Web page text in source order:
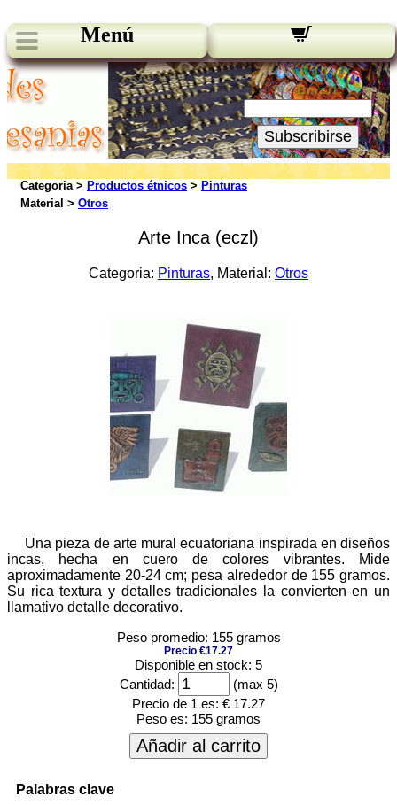
Menú
Novedades:
Su Email:
Subscribirse
Categoria > Productos étnicos > Pinturas
Material > Otros
Arte Inca (eczl)
Categoria: Pinturas, Material: Otros
Una pieza de arte mural ecuatoriana inspirada en diseños
incas, hecha en cuero de colores vibrantes. Mide
aproximadamente 20-24 cm; pesa alrededor de 155 gramos.
Su rica textura y detalles tradicionales la convierten en un
llamativo detalle decorativo.
Peso promedio: 155 gramos
Precio €17.27
Disponible en stock: 5
Cantidad:
(max 5)
Precio de 1 es: € 17.27
Peso es: 155 gramos
Añadir al carrito
Palabras clave